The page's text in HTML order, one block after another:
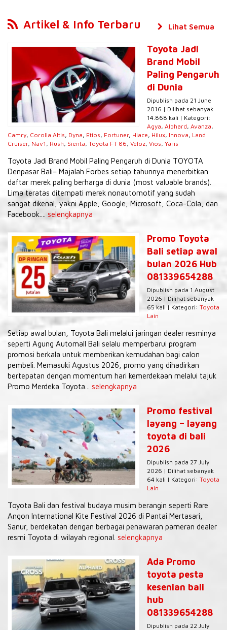
Artikel & Info Terbaru
Toyota Jadi
Brand Mobil
Paling Pengaruh
di Dunia
Dipublish pada 21 June
2016 | Dilihat sebanyak
14.868 kali | Kategori:
Agya, Alphard, Avanza,
Camry, Corolla Altis, Dyna, Etios, Fortuner, Hiace, Hilux, Innova, Land
Cruiser, Nav1 , Rush, Sienta, Toyota FT 86, Veloz, Vios, Yaris
Toyota Jadi Brand Mobil Paling Pengaruh di Dunia TOYOTA
Denpasar Bali– Majalah Forbes setiap tahunnya menerbitkan
daftar merek paling berharga di dunia (most valuable brands).
Lima teratas ditempati merek nonautomotif yang sudah
sangat dikenal, yakni Apple, Google, Microsoft, Coca-Cola, dan
Facebook.... selengkapnya
Promo Toyota
Bali setiap awal
bulan 2026 Hub
081339654288
Dipublish pada 1 August
2026 | Dilihat sebanyak
65 kali | Kategori: Toyota
Lain
Setiap awal bulan, Toyota Bali melalui jaringan dealer resminya
seperti Agung Automall Bali selalu memperbarui program
promosi berkala untuk memberikan kemudahan bagi calon
pembeli. Memasuki Agustus 2026, promo yang dihadirkan
bertepatan dengan momentum hari kemerdekaan melalui tajuk
Promo Merdeka Toyota... selengkapnya
Promo festival
layang – layang
toyota di bali
2026
Dipublish pada 27 July
2026 | Dilihat sebanyak
64 kali | Kategori: Toyota
Lain
Toyota Bali dan festival budaya musim berangin seperti Rare
Angon International Kite Festival 2026 di Pantai Mertasari,
Sanur, berdekatan dengan berbagai penawaran pameran dealer
resmi Toyota di wilayah regional. selengkapnya
Ada Promo
toyota pesta
kesenian bali
hub
081339654288
Dipublish pada 22 July
Lihat Semua